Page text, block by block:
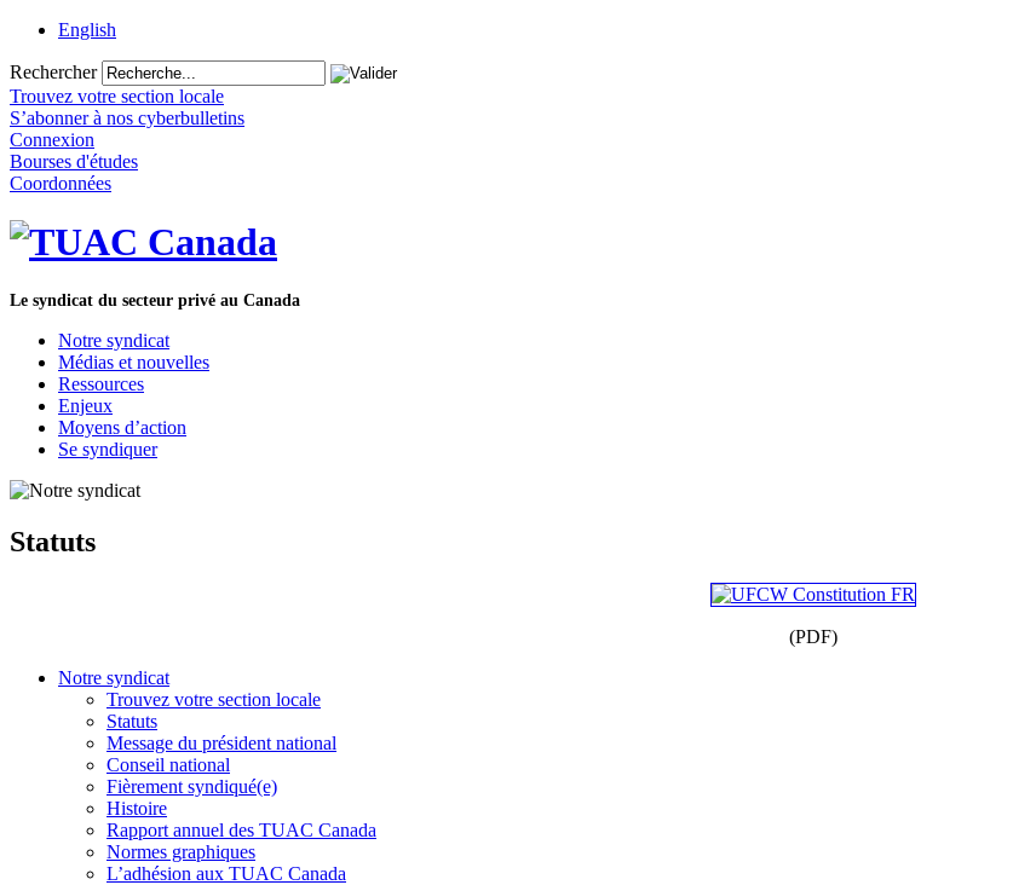
English
Rechercher
Trouvez votre section locale
S’abonner à nos cyberbulletins
Connexion
Bourses d'études
Coordonnées
Le syndicat du secteur privé au Canada
Notre syndicat
Médias et nouvelles
Ressources
Enjeux
Moyens d’action
Se syndiquer
Statuts
(PDF)
Notre syndicat
Trouvez votre section locale
Statuts
Message du président national
Conseil national
Fièrement syndiqué(e)
Histoire
Rapport annuel des TUAC Canada
Normes graphiques
L’adhésion aux TUAC Canada